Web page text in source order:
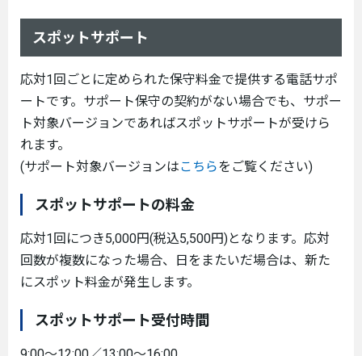
スポットサポート
応対1回ごとに定められた保守料金で提供する電話サポ
ートです。サポート保守の契約がない場合でも、サポー
ト対象バージョンであればスポットサポートが受けら
れます。
(サポート対象バージョンはこちらをご覧ください)
スポットサポートの料金
応対1回につき5,000円(税込5,500円)となります。応対
回数が複数になった場合、日をまたいだ場合は、新た
にスポット料金が発生します。
スポットサポート受付時間